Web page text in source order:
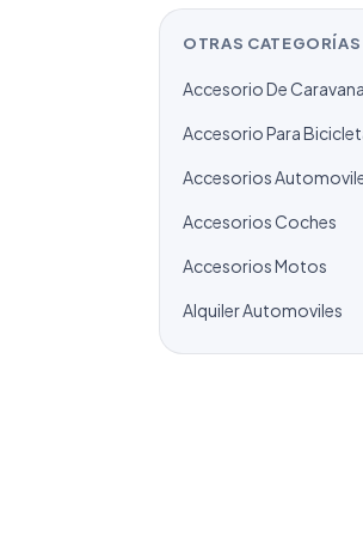
OTRAS
Accesorio De Caravana
Accesorio Para
Accesorios
Accesorios Coches
Accesorios Motos
Alquiler Automoviles